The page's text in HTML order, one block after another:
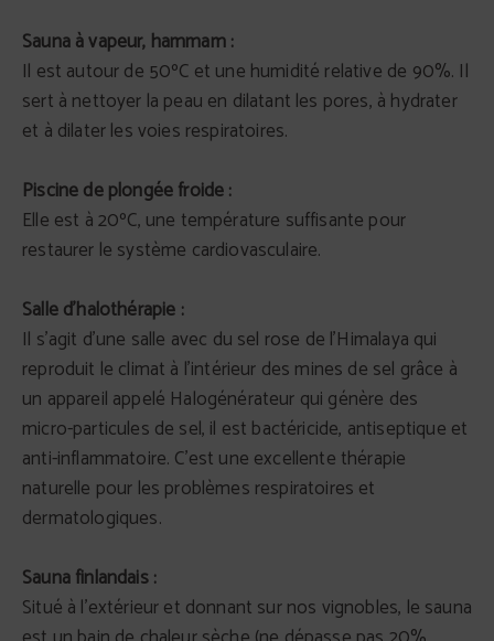
Sauna à vapeur, hammam :
Il est autour de 50ºC et une humidité relative de 90%. Il
sert à nettoyer la peau en dilatant les pores, à hydrater
et à dilater les voies respiratoires.
Piscine de plongée froide :
Elle est à 20ºC, une température suffisante pour
restaurer le système cardiovasculaire.
Salle d'halothérapie :
Il s'agit d'une salle avec du sel rose de l'Himalaya qui
reproduit le climat à l'intérieur des mines de sel grâce à
un appareil appelé Halogénérateur qui génère des
micro-particules de sel, il est bactéricide, antiseptique et
anti-inflammatoire. C'est une excellente thérapie
naturelle pour les problèmes respiratoires et
dermatologiques.
Sauna finlandais :
Situé à l'extérieur et donnant sur nos vignobles, le sauna